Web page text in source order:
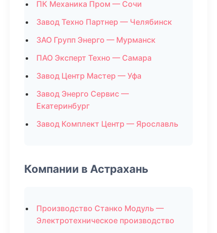
ПК Механика Пром — Сочи
Завод Техно Партнер — Челябинск
ЗАО Групп Энерго — Мурманск
ПАО Эксперт Техно — Самара
Завод Центр Мастер — Уфа
Завод Энерго Сервис —
Екатеринбург
Завод Комплект Центр — Ярославль
Компании в Астрахань
Производство Станко Модуль —
Электротехническое производство